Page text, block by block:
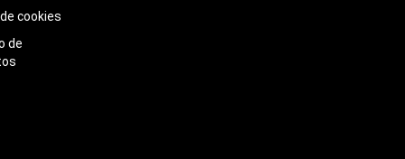
cookies
de